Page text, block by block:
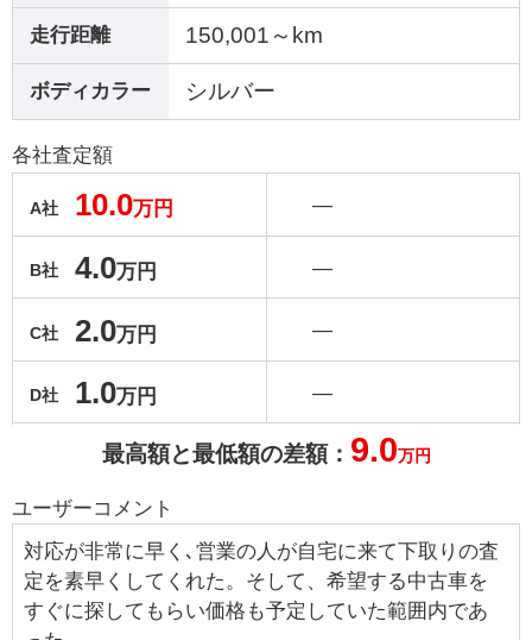
走行距離 150,001～km
ボディカラー シルバー
各社査定額
A社 10.0万円
B社 4.0万円
C社 2.0万円
D社 1.0万円
―
―
―
―
最高額と最低額の差額： 9.0万円
ユーザーコメント
対応が非常に早く､営業の人が自宅に来て下取りの査
定を素早くしてくれた。そして、希望する中古車を
すぐに探してもらい価格も予定していた範囲内であ